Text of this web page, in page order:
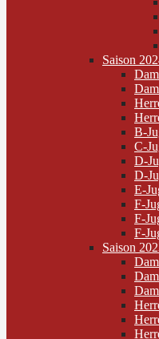
Saison
B-
C-
D-
D-
E-
F-
F-
F-
Saison